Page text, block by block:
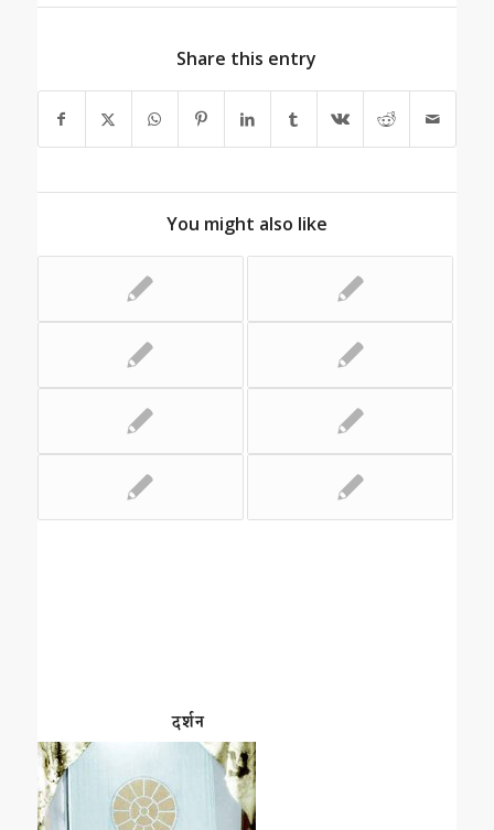
Share this entry
You might also like
दर्शन